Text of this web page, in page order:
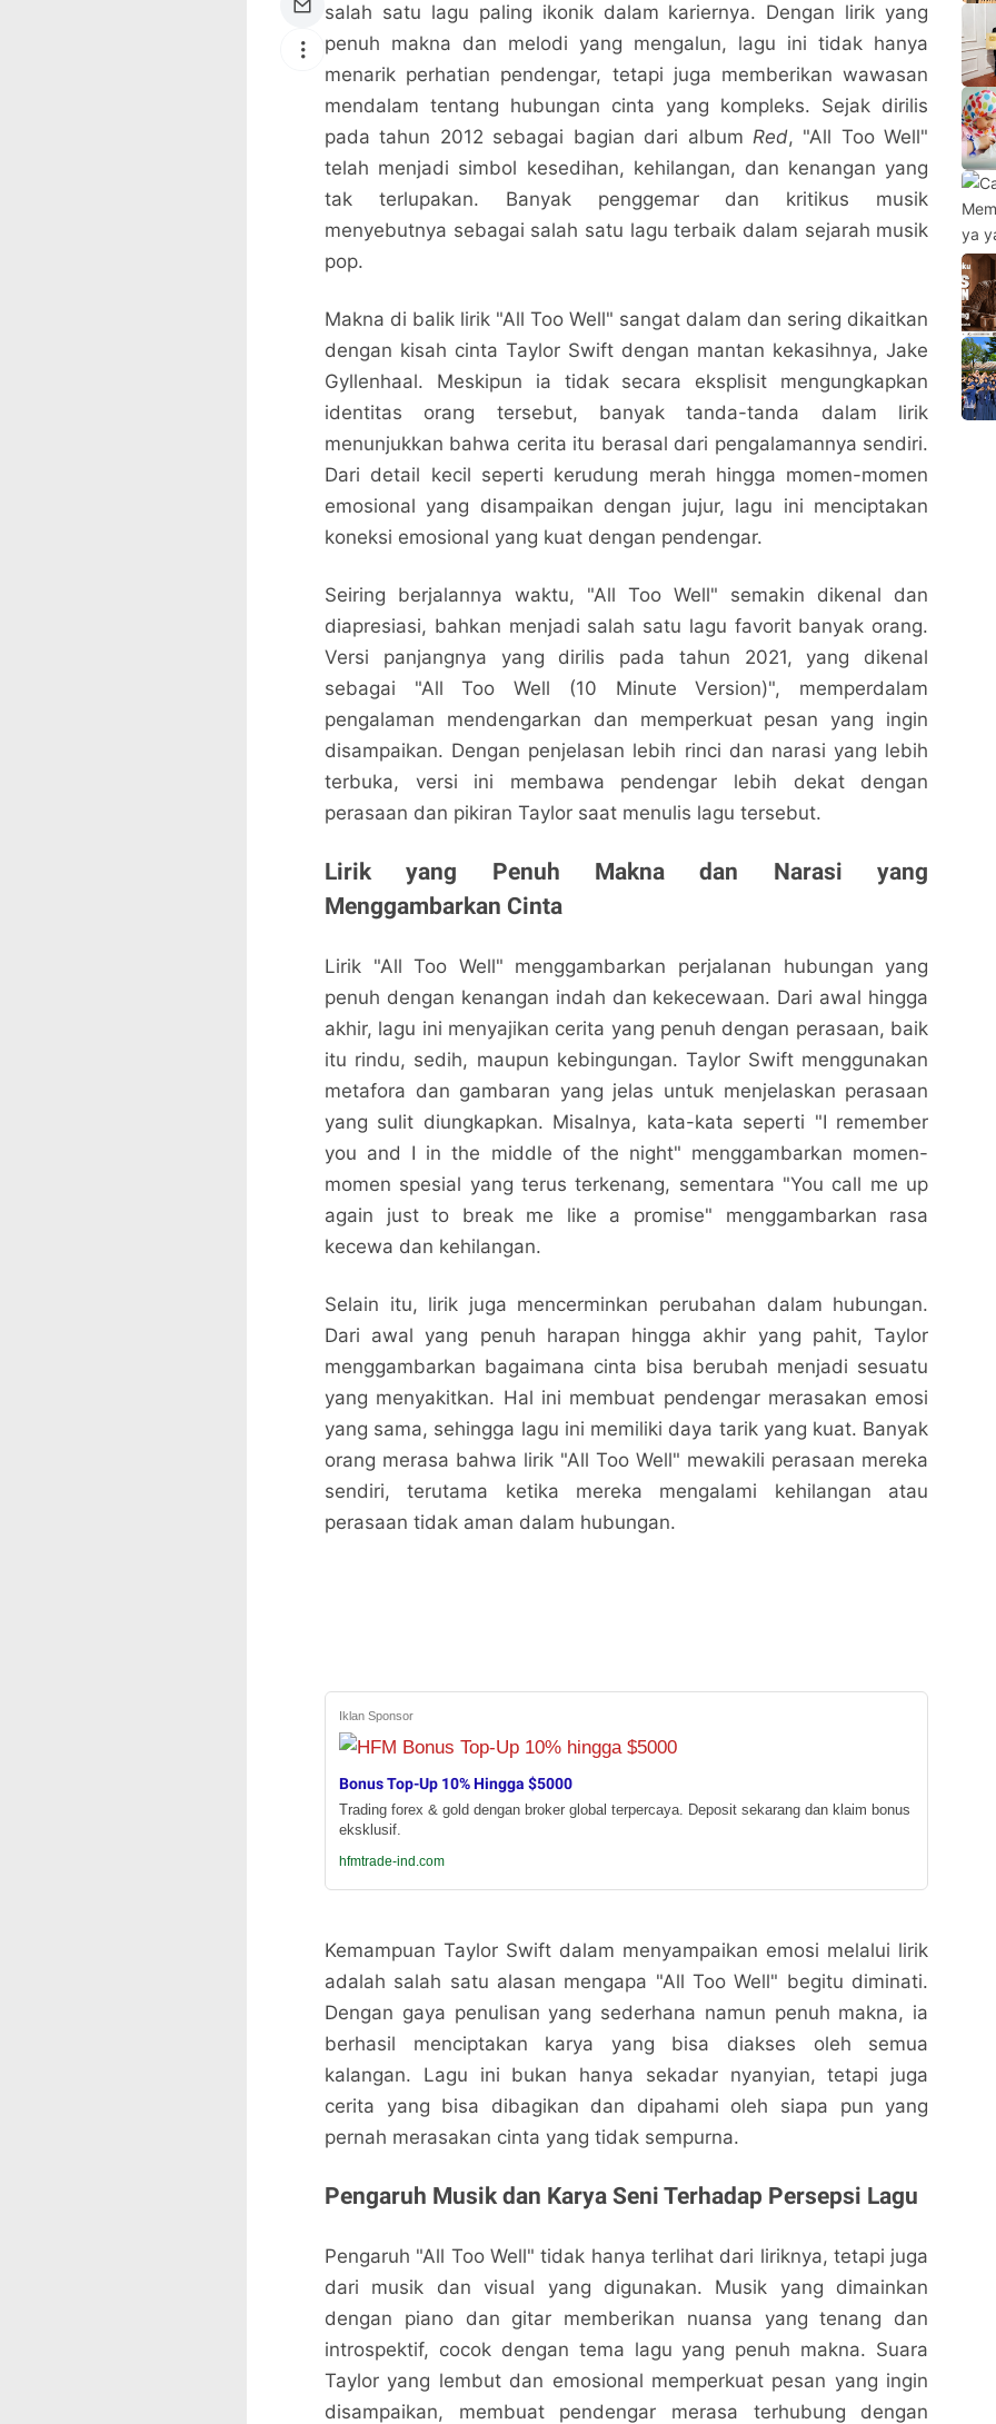
Arti Lagu All Too Well dan Maknanya yang
Nalarrakyat.com - Media Kritis
salah satu lagu paling ikonik dalam kariernya. Dengan lirik yang
penuh makna dan melodi yang mengalun, lagu ini tidak hanya
menarik perhatian pendengar, tetapi juga memberikan wawasan
mendalam tentang hubungan cinta yang kompleks. Sejak dirilis
pada tahun 2012 sebagai bagian dari album Red, "All Too Well"
telah menjadi simbol kesedihan, kehilangan, dan kenangan yang
tak terlupakan. Banyak penggemar dan kritikus musik
menyebutnya sebagai salah satu lagu terbaik dalam sejarah musik
pop.
Makna di balik lirik "All Too Well" sangat dalam dan sering dikaitkan
dengan kisah cinta Taylor Swift dengan mantan kekasihnya, Jake
Gyllenhaal. Meskipun ia tidak secara eksplisit mengungkapkan
identitas orang tersebut, banyak tanda-tanda dalam lirik
menunjukkan bahwa cerita itu berasal dari pengalamannya sendiri.
Dari detail kecil seperti kerudung merah hingga momen-momen
emosional yang disampaikan dengan jujur, lagu ini menciptakan
koneksi emosional yang kuat dengan pendengar.
Seiring berjalannya waktu, "All Too Well" semakin dikenal dan
diapresiasi, bahkan menjadi salah satu lagu favorit banyak orang.
Versi panjangnya yang dirilis pada tahun 2021, yang dikenal
sebagai "All Too Well (10 Minute Version)", memperdalam
pengalaman mendengarkan dan memperkuat pesan yang ingin
disampaikan. Dengan penjelasan lebih rinci dan narasi yang lebih
terbuka, versi ini membawa pendengar lebih dekat dengan
perasaan dan pikiran Taylor saat menulis lagu tersebut.
Lirik yang Penuh Makna dan Narasi yang
Menggambarkan Cinta
Lirik "All Too Well" menggambarkan perjalanan hubungan yang
penuh dengan kenangan indah dan kekecewaan. Dari awal hingga
akhir, lagu ini menyajikan cerita yang penuh dengan perasaan, baik
itu rindu, sedih, maupun kebingungan. Taylor Swift menggunakan
metafora dan gambaran yang jelas untuk menjelaskan perasaan
yang sulit diungkapkan. Misalnya, kata-kata seperti "I remember
you and I in the middle of the night" menggambarkan momen-
momen spesial yang terus terkenang, sementara "You call me up
again just to break me like a promise" menggambarkan rasa
kecewa dan kehilangan.
Selain itu, lirik juga mencerminkan perubahan dalam hubungan.
Dari awal yang penuh harapan hingga akhir yang pahit, Taylor
menggambarkan bagaimana cinta bisa berubah menjadi sesuatu
yang menyakitkan. Hal ini membuat pendengar merasakan emosi
yang sama, sehingga lagu ini memiliki daya tarik yang kuat. Banyak
orang merasa bahwa lirik "All Too Well" mewakili perasaan mereka
sendiri, terutama ketika mereka mengalami kehilangan atau
perasaan tidak aman dalam hubungan.
Iklan Sponsor
Bonus Top-Up 10% Hingga $5000
Trading forex & gold dengan broker global terpercaya. Deposit sekarang dan klaim bonus
eksklusif.
hfmtrade-ind.com
Kemampuan Taylor Swift dalam menyampaikan emosi melalui lirik
adalah salah satu alasan mengapa "All Too Well" begitu diminati.
Dengan gaya penulisan yang sederhana namun penuh makna, ia
berhasil menciptakan karya yang bisa diakses oleh semua
kalangan. Lagu ini bukan hanya sekadar nyanyian, tetapi juga
cerita yang bisa dibagikan dan dipahami oleh siapa pun yang
pernah merasakan cinta yang tidak sempurna.
Pengaruh Musik dan Karya Seni Terhadap Persepsi Lagu
Pengaruh "All Too Well" tidak hanya terlihat dari liriknya, tetapi juga
dari musik dan visual yang digunakan. Musik yang dimainkan
dengan piano dan gitar memberikan nuansa yang tenang dan
introspektif, cocok dengan tema lagu yang penuh makna. Suara
Taylor yang lembut dan emosional memperkuat pesan yang ingin
disampaikan, membuat pendengar merasa terhubung dengan
Arti Lagu All Too Well dan Maknanya yang
Nalarrakyat.com - Media Kritis